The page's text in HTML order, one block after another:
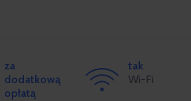
za
dodatkową
opłatą
tak
Wi-Fi